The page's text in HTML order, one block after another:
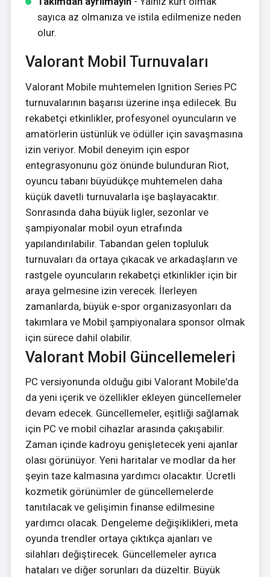
sayıca az olmanıza ve istila edilmenize neden
olur.
Valorant Mobil Turnuvaları
Valorant Mobile muhtemelen Ignition Series PC
turnuvalarının başarısı üzerine inşa edilecek. Bu
rekabetçi etkinlikler, profesyonel oyuncuların ve
amatörlerin üstünlük ve ödüller için savaşmasına
izin veriyor. Mobil deneyim için espor
entegrasyonunu göz önünde bulunduran Riot,
oyuncu tabanı büyüdükçe muhtemelen daha
küçük davetli turnuvalarla işe başlayacaktır.
Sonrasında daha büyük ligler, sezonlar ve
şampiyonalar mobil oyun etrafında
yapılandırılabilir. Tabandan gelen topluluk
turnuvaları da ortaya çıkacak ve arkadaşların ve
rastgele oyuncuların rekabetçi etkinlikler için bir
araya gelmesine izin verecek. İlerleyen
zamanlarda, büyük e-spor organizasyonları da
takımlara ve Mobil şampiyonalara sponsor olmak
için sürece dahil olabilir.
Valorant Mobil Güncellemeleri
PC versiyonunda olduğu gibi Valorant Mobile'da
da yeni içerik ve özellikler ekleyen güncellemeler
devam edecek. Güncellemeler, eşitliği sağlamak
için PC ve mobil cihazlar arasında çakışabilir.
Zaman içinde kadroyu genişletecek yeni ajanlar
olası görünüyor. Yeni haritalar ve modlar da her
şeyin taze kalmasına yardımcı olacaktır. Ücretli
kozmetik görünümler de güncellemelerde
tanıtılacak ve gelişimin finanse edilmesine
yardımcı olacak. Dengeleme değişiklikleri, meta
oyunda trendler ortaya çıktıkça ajanları ve
silahları değiştirecek. Güncellemeler ayrıca
hataları ve diğer sorunları da düzeltir. Büyük